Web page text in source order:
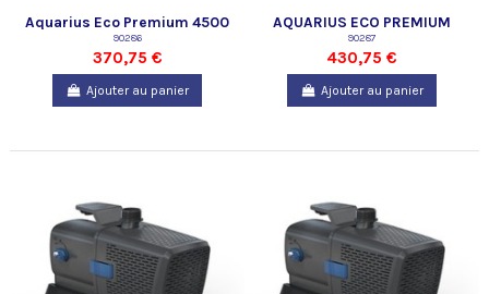
Aquarius Eco Premium 4500
90286
370,75 €
Ajouter au panier
AQUARIUS ECO PREMIUM
6500
90287
430,75 €
Ajouter au panier